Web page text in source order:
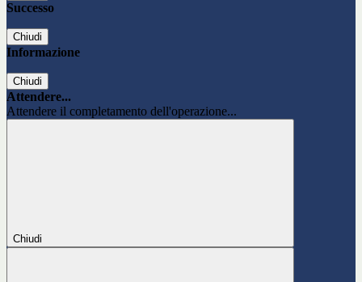
Successo
Chiudi
Informazione
Chiudi
Attendere...
Attendere il completamento dell'operazione...
Chiudi